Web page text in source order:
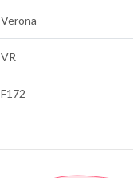
Verona
VR
F172